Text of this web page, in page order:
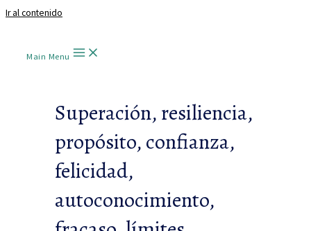
Ir al contenido
Main Menu
Superación, resiliencia,
propósito, confianza,
felicidad,
autoconocimiento,